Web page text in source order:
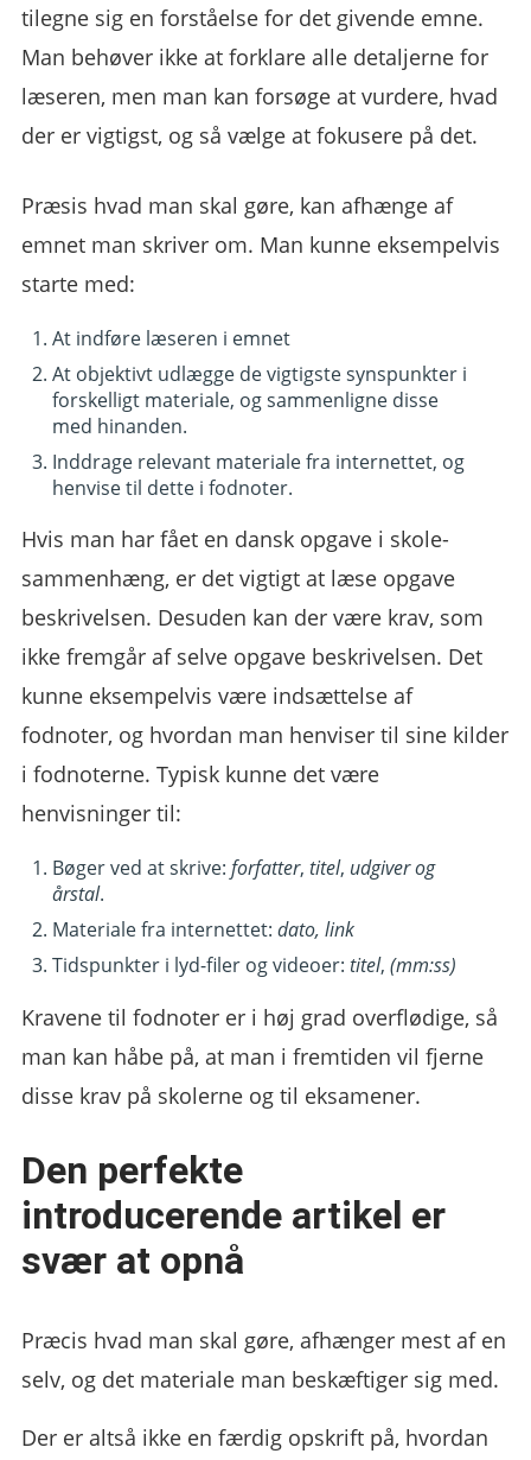
tilegne sig en forståelse for det givende emne.
Man behøver ikke at forklare alle detaljerne for
læseren, men man kan forsøge at vurdere, hvad
der er vigtigst, og så vælge at fokusere på det.
Præsis hvad man skal gøre, kan afhænge af
emnet man skriver om. Man kunne eksempelvis
starte med:
At indføre læseren i emnet
At objektivt udlægge de vigtigste synspunkter i
forskelligt materiale, og sammenligne disse
med hinanden.
Inddrage relevant materiale fra internettet, og
henvise til dette i fodnoter.
Hvis man har fået en dansk opgave i skole-
sammenhæng, er det vigtigt at læse opgave
beskrivelsen. Desuden kan der være krav, som
ikke fremgår af selve opgave beskrivelsen. Det
kunne eksempelvis være indsættelse af
fodnoter, og hvordan man henviser til sine kilder
i fodnoterne. Typisk kunne det være
henvisninger til:
Bøger ved at skrive: forfatter, titel, udgiver og
årstal.
Materiale fra internettet: dato, link
Tidspunkter i lyd-filer og videoer: titel, (mm:ss)
Kravene til fodnoter er i høj grad overflødige, så
man kan håbe på, at man i fremtiden vil fjerne
disse krav på skolerne og til eksamener.
Den perfekte
introducerende artikel er
svær at opnå
Præcis hvad man skal gøre, afhænger mest af en
selv, og det materiale man beskæftiger sig med.
Der er altså ikke en færdig opskrift på, hvordan